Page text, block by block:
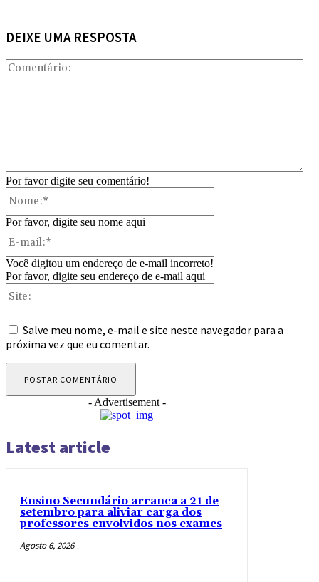
DEIXE UMA RESPOSTA
Por favor digite seu comentário!
Por favor, digite seu nome aqui
Você digitou um endereço de e-mail incorreto!
Por favor, digite seu endereço de e-mail aqui
Salve meu nome, e-mail e site neste navegador para a
próxima vez que eu comentar.
- Advertisement -
Latest article
Ensino Secundário arranca a 21 de
setembro para aliviar carga dos
professores envolvidos nos exames
Agosto 6, 2026